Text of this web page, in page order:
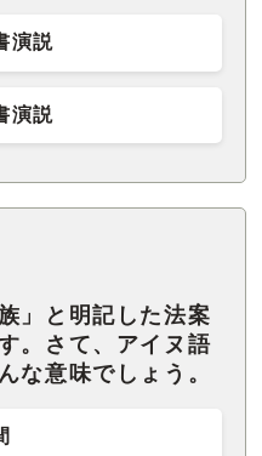
演説
演説
」と明記した法案
。さて、アイヌ語
な意味でしょう。